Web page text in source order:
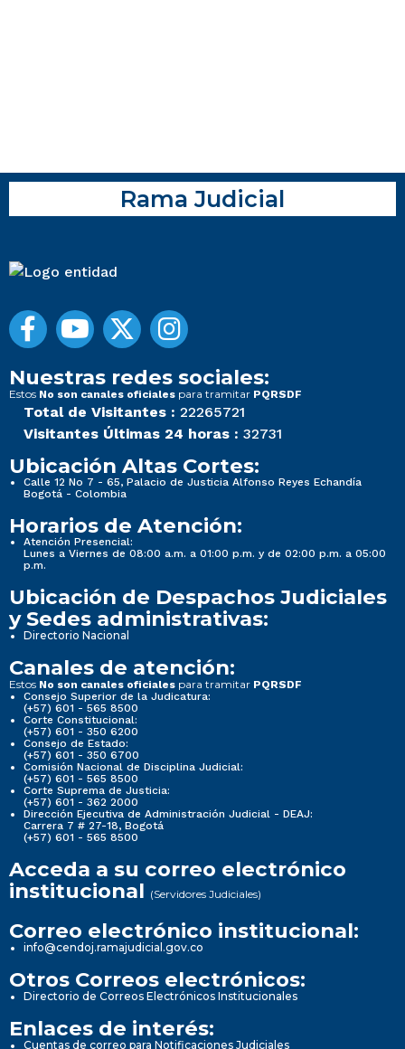
Rama Judicial
Nuestras redes sociales:
Estos No son canales oficiales para tramitar PQRSDF
Total de Visitantes : 22265721
Visitantes Últimas 24 horas : 32731
Ubicación Altas Cortes:
Calle 12 No 7 - 65, Palacio de Justicia Alfonso Reyes Echandía
Bogotá - Colombia
Horarios de Atención:
Atención Presencial:
Lunes a Viernes de 08:00 a.m. a 01:00 p.m. y de 02:00 p.m. a 05:00
p.m.
Ubicación de Despachos Judiciales
y Sedes administrativas:
Directorio Nacional
Canales de atención:
Estos No son canales oficiales para tramitar PQRSDF
Consejo Superior de la Judicatura:
(+57) 601 - 565 8500
Corte Constitucional:
(+57) 601 - 350 6200
Consejo de Estado:
(+57) 601 - 350 6700
Comisión Nacional de Disciplina Judicial:
(+57) 601 - 565 8500
Corte Suprema de Justicia:
(+57) 601 - 362 2000
Dirección Ejecutiva de Administración Judicial - DEAJ:
Carrera 7 # 27-18, Bogotá
(+57) 601 - 565 8500
Acceda a su correo electrónico
institucional (Servidores Judiciales)
Correo electrónico institucional:
info@cendoj.ramajudicial.gov.co
Otros Correos electrónicos:
Directorio de Correos Electrónicos Institucionales
Enlaces de interés:
Cuentas de correo para Notificaciones Judiciales